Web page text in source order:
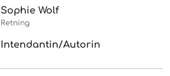
Sophie Wolf
Retning
Intendantin/Autorin